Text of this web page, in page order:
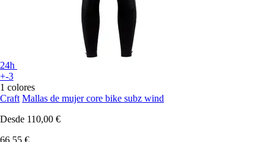
24h
+-3
1 colores
Craft Mallas de mujer core bike subz wind
Desde 110,00 €